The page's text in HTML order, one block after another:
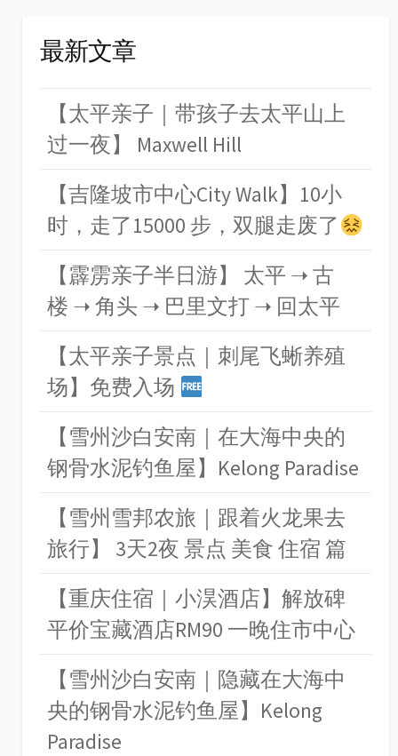
最新文章
【太平亲子｜带孩子去太平山上
过一夜】 Maxwell Hill
【吉隆坡市中心City Walk】10小
时，走了15000 步，双腿走废了
【霹雳亲子半日游】 太平 ➝ 古
楼 ➝ 角头 ➝ 巴里文打 ➝ 回太平
【太平亲子景点｜刺尾飞蜥养殖
场】免费入场
【雪州沙白安南｜在大海中央的
钢骨水泥钓鱼屋】Kelong Paradise
【雪州雪邦农旅｜跟着火龙果去
旅行】 3天2夜 景点 美食 住宿 篇
【重庆住宿｜小淏酒店】解放碑
平价宝藏酒店RM90 一晚住市中心
【雪州沙白安南｜隐藏在大海中
央的钢骨水泥钓鱼屋】Kelong
Paradise